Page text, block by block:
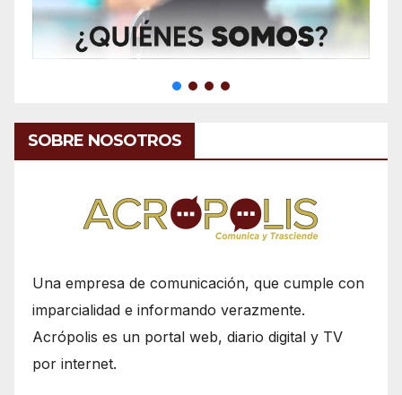
SOBRE NOSOTROS
Una empresa de comunicación, que cumple con
imparcialidad e informando verazmente.
Acrópolis es un portal web, diario digital y TV
por internet.